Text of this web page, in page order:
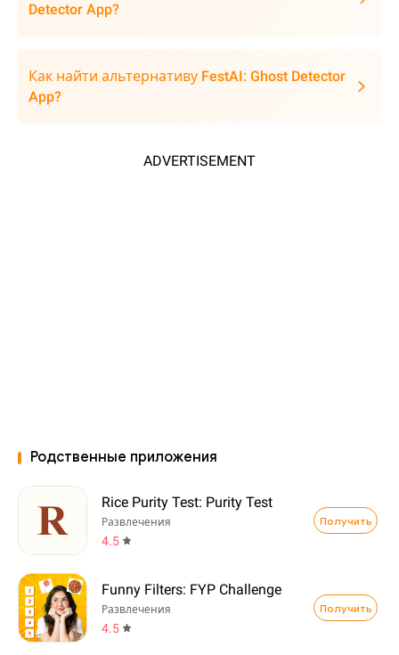
Detector App?
Как найти альтернативу FestAI: Ghost Detector
App?
ADVERTISEMENT
Родственные приложения
Rice Purity Test: Purity Test
Развлечения
4.5
Получить
Funny Filters: FYP Challenge
Развлечения
4.5
Получить